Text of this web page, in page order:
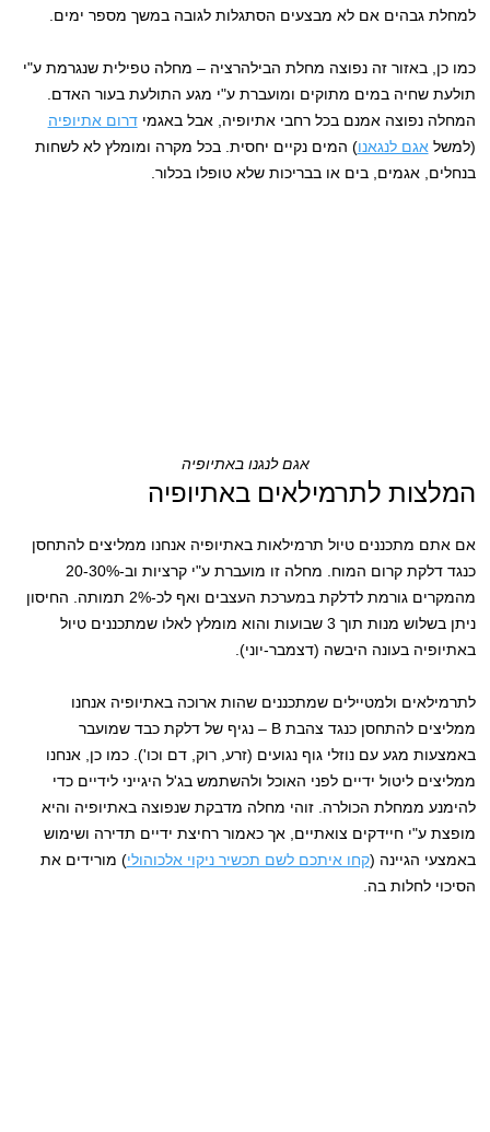
למחלת גבהים אם לא מבצעים הסתגלות לגובה במשך מספר ימים.
כמו כן, באזור זה נפוצה מחלת הבילהרציה – מחלה טפילית שנגרמת ע"י
תולעת שחיה במים מתוקים ומועברת ע"י מגע התולעת בעור האדם.
המחלה נפוצה אמנם בכל רחבי אתיופיה, אבל באגמידרום אתיופיה
(למשלאגם לנגאנו) המים נקיים יחסית. בכל מקרה ומומלץ לא לשחות
בנחלים, אגמים, בים או בבריכות שלא טופלו בכלור.
אגם לנגנו באתיופיה
המלצות לתרמילאים באתיופיה
אם אתם מתכננים טיול תרמילאות באתיופיה אנחנו ממליצים להתחסן
כנגד דלקת קרום המוח. מחלה זו מועברת ע"י קרציות וב-20-30%
מהמקרים גורמת לדלקת במערכת העצבים ואף לכ-2% תמותה. החיסון
ניתן בשלוש מנות תוך 3 שבועות והוא מומלץ לאלו שמתכננים טיול
באתיופיה בעונה היבשה (דצמבר-יוני).
לתרמילאים ולמטיילים שמתכננים שהות ארוכה באתיופיה אנחנו
ממליצים להתחסן כנגד צהבת B – נגיף של דלקת כבד שמועבר
באמצעות מגע עם נוזלי גוף נגועים (זרע, רוק, דם וכו'). כמו כן, אנחנו
ממליצים ליטול ידיים לפני האוכל ולהשתמש בג'ל היגייני לידיים כדי
להימנע ממחלת הכולרה. זוהי מחלה מדבקת שנפוצה באתיופיה והיא
מופצת ע"י חיידקים צואתיים, אך כאמור רחיצת ידיים תדירה ושימוש
באמצעי הגיינה (קחו איתכם לשם תכשיר ניקוי אלכוהולי) מורידים את
הסיכוי לחלות בה.